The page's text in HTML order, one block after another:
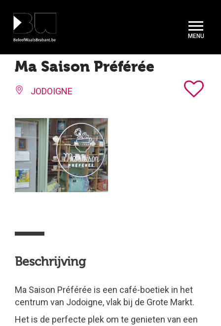
Ma Saison Préférée
JODOIGNE
Beschrijving
Ma Saison Préférée is een café-boetiek in het
centrum van Jodoigne, vlak bij de Grote Markt.
Het is de perfecte plek om te genieten van een